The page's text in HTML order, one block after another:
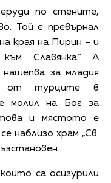
по стените,
Той е превърнал
края на Пирин – и
Славянка.“ А
за младия
от турците в
молил на Бог за
и мястото е
наблизо храм „Св.
са осигурили